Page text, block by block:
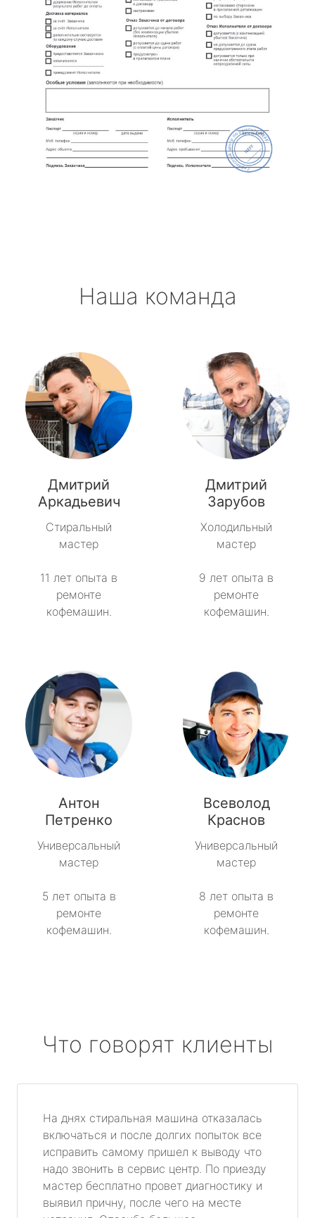
Наша команда
Дмитрий
Аркадьевич
Стиральный
мастер
11 лет опыта в
ремонте
кофемашин.
Дмитрий
Зарубов
Холодильный
мастер
9 лет опыта в
ремонте
кофемашин.
Антон
Петренко
Универсальный
мастер
5 лет опыта в
ремонте
кофемашин.
Всеволод
Краснов
Универсальный
мастер
8 лет опыта в
ремонте
кофемашин.
Что говорят клиенты
На днях стиральная машина отказалась
включаться и после долгих попыток все
исправить самому пришел к выводу что
надо звонить в сервис центр. По приезду
мастер бесплатно провет диагностику и
выявил причну, после чего на месте